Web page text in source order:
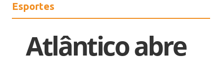
Esportes
Atlântico abre